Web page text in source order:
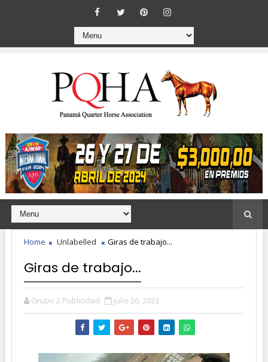
Home Unlabelled Giras de trabajo...
Giras de trabajo...
Grupo 2 Publicidad julio 26, 2023